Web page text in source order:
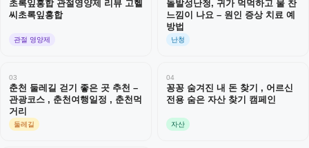
초록잎홍합 관절영양제 리뷰 고헬
씨초록잎홍합
관절 영양제
돌발성난청, 귀가 먹먹하고 물 찬
느낌이 나요 – 원인 증상 치료 예
방법
난청
03
춘천 둘레길 걷기 좋은 곳 추천 –
관광코스 , 춘천여행일정 , 춘천먹
거리
둘레길
04
꽁꽁 숨겨진 내 돈 찾기 , 어르신
전용 숨은 자산 찾기 캠페인
자산